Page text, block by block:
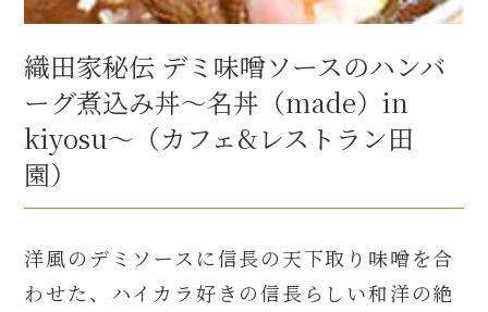
織田家秘伝 デミ味噌ソースのハンバ
ーグ煮込み丼～名丼（made）in
kiyosu～（カフェ&レストラン田
園）
洋風のデミソースに信長の天下取り味噌を合
わせた、ハイカラ好きの信長らしい和洋の絶